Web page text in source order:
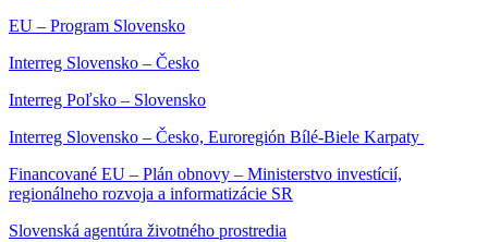
EU – Program Slovensko
Interreg Slovensko – Česko
Interreg Poľsko – Slovensko
Interreg Slovensko – Česko, Euroregión Bílé-Biele Karpaty
Financované EU – Plán obnovy – Ministerstvo investícií,
regionálneho rozvoja a informatizácie SR
Slovenská agentúra životného prostredia